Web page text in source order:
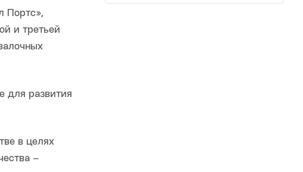
Портс»,
и третьей
для развития
в целях
–